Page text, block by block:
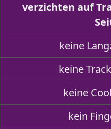
verzichten auf
keine
keine
keine
kein